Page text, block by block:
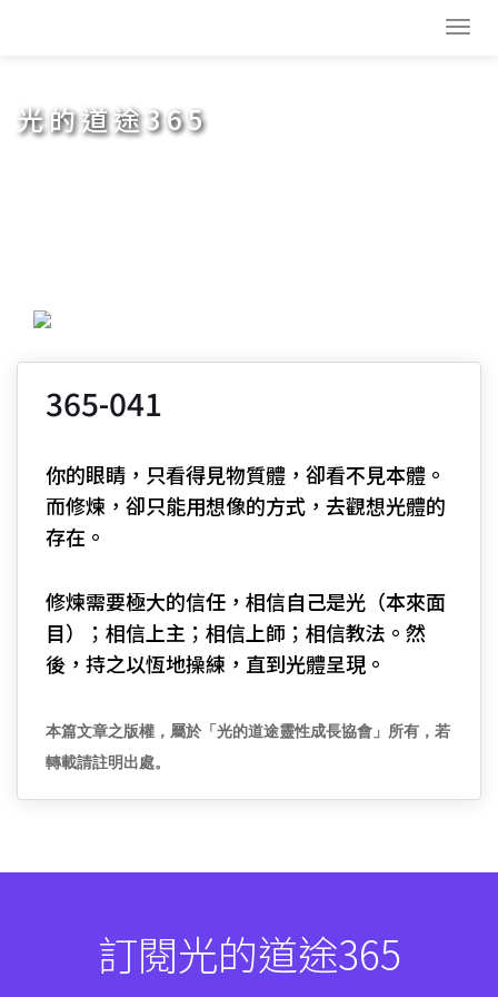
光的道途365
365-041
你的眼睛，只看得見物質體，卻看不見本體。
而修煉，卻只能用想像的方式，去觀想光體的
存在。
修煉需要極大的信任，相信自己是光（本來面
目）；相信上主；相信上師；相信教法。然
後，持之以恆地操練，直到光體呈現。
本篇文章之版權，屬於「光的道途靈性成長協會」所有，若
轉載請註明出處。
訂閱光的道途365